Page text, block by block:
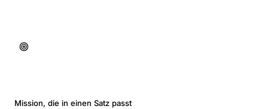
Mission, die in einen Satz passt